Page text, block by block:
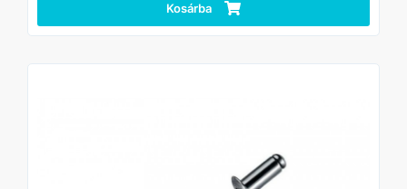
Kosárba